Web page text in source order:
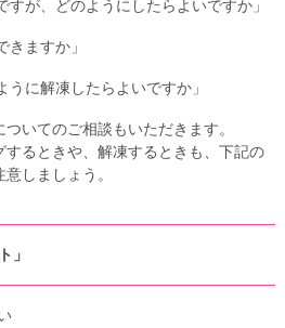
すが、どのようにしたらよいですか」
きますか」
うに解凍したらよいですか」
いてのご相談もいただきます。
するときや、解凍するときも、下記の
しましょう。
」